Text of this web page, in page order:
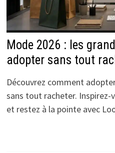
Mode 2026 : les
adopter sans tout
Découvrez comment
sans tout racheter.
et restez à la pointe avec